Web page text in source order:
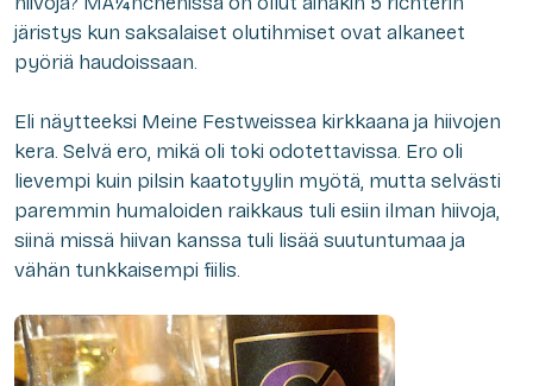
järistys kun saksalaiset olutihmiset ovat alkaneet
pyöriä haudoissaan.
Eli näytteeksi Meine Festweissea kirkkaana ja hiivojen
kera. Selvä ero, mikä oli toki odotettavissa. Ero oli
lievempi kuin pilsin kaatotyylin myötä, mutta selvästi
paremmin humaloiden raikkaus tuli esiin ilman hiivoja,
siinä missä hiivan kanssa tuli lisää suutuntumaa ja
vähän tunkkaisempi fiilis.